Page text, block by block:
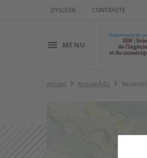
DYSLEXIE CONTRASTE
MENU
Accueil ActualitÃ©s